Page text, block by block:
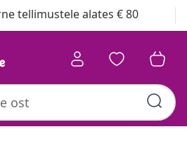
tellimustele alates € 80